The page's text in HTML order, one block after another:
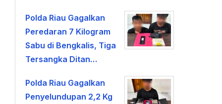
Polda Riau Gagalkan
Peredaran 7 Kilogram
Sabu di Bengkalis, Tiga
Tersangka Ditan…
Polda Riau Gagalkan
Penyelundupan 2,2 Kg